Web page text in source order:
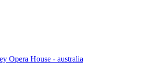
Opera House - australia